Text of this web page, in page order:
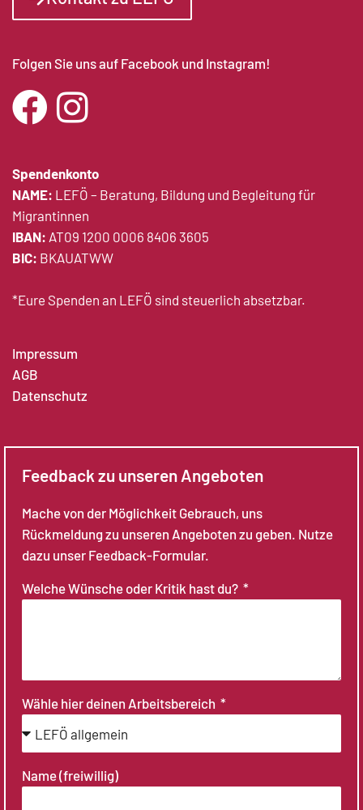
Folgen Sie uns auf Facebook und Instagram!
Spendenkonto
NAME: LEFÖ – Beratung, Bildung und Begleitung für
Migrantinnen
IBAN: AT09 1200 0006 8406 3605
BIC: BKAUATWW
*Eure Spenden an LEFÖ sind steuerlich absetzbar.
Impressum
AGB
Datenschutz
Feedback zu unseren Angeboten
Mache von der Möglichkeit Gebrauch, uns
Rückmeldung zu unseren Angeboten zu geben. Nutze
dazu unser Feedback-Formular.
Welche Wünsche oder Kritik hast du?
Wähle hier deinen Arbeitsbereich
Name (freiwillig)